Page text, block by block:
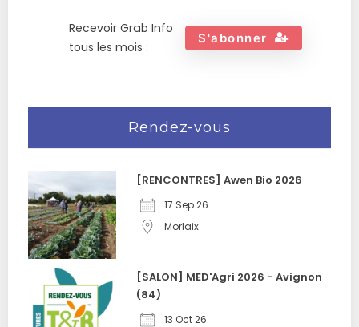
Recevoir Grab Info
tous les mois :
S'abonner
Rendez-vous
[RENCONTRES] Awen Bio 2026
17 Sep 26
Morlaix
[SALON] MED'Agri 2026 - Avignon
(84)
13 Oct 26